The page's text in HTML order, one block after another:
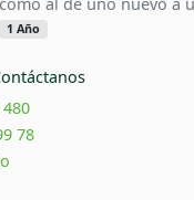
como al de uno nuevo a
1 Año
78